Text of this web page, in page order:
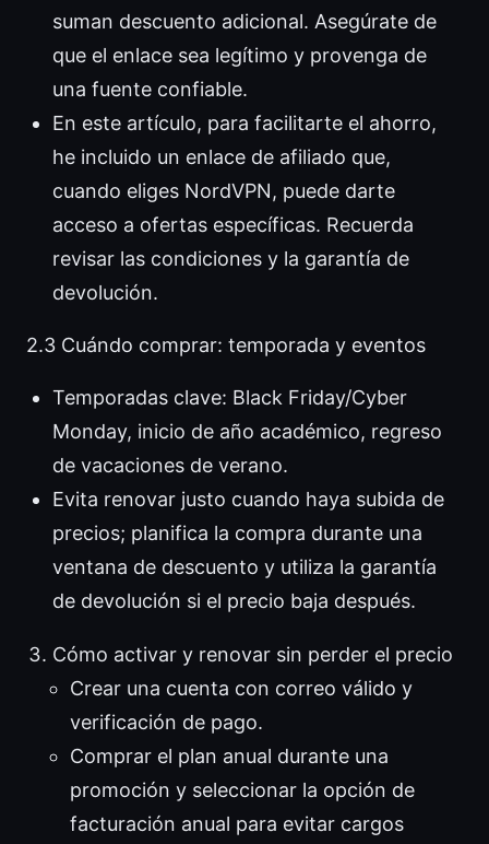
suman descuento adicional. Asegúrate de
que el enlace sea legítimo y provenga de
una fuente confiable.
En este artículo, para facilitarte el ahorro,
he incluido un enlace de afiliado que,
cuando eliges NordVPN, puede darte
acceso a ofertas específicas. Recuerda
revisar las condiciones y la garantía de
devolución.
2.3 Cuándo comprar: temporada y eventos
Temporadas clave: Black Friday/Cyber
Monday, inicio de año académico, regreso
de vacaciones de verano.
Evita renovar justo cuando haya subida de
precios; planifica la compra durante una
ventana de descuento y utiliza la garantía
de devolución si el precio baja después.
Cómo activar y renovar sin perder el precio
Crear una cuenta con correo válido y
verificación de pago.
Comprar el plan anual durante una
promoción y seleccionar la opción de
facturación anual para evitar cargos